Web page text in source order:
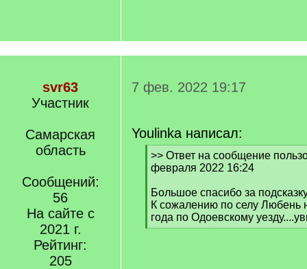
svr63
Участник
Самарская
область
Сообщений:
56
На сайте с
2021 г.
Рейтинг:
205
7 фев. 2022 19:17
Youlinka написал:
[
q
>> Ответ на сообщение
февраля 2022 16:24
Большое спасибо за
К сожалению по селу Любень
года по Одоевскому
[